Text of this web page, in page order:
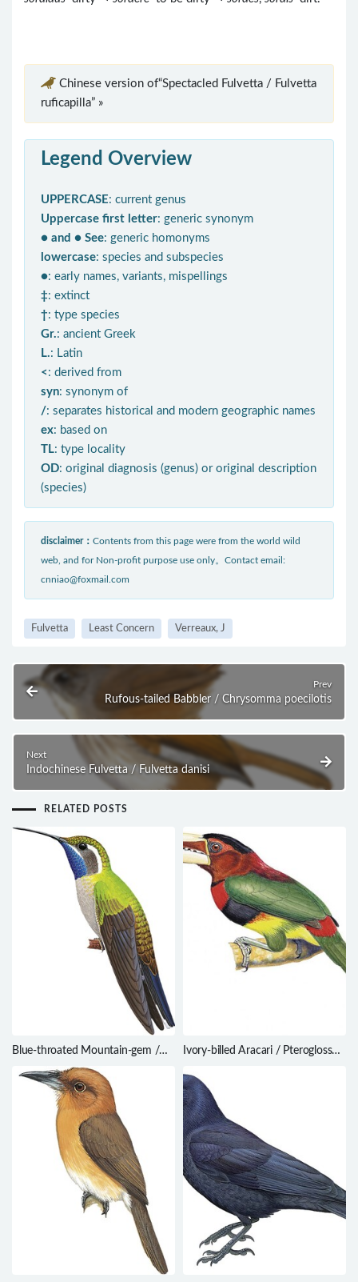
Chinese version of“Spectacled Fulvetta / Fulvetta
ruficapilla” »
Legend Overview
UPPERCASE: current genus
Uppercase first letter: generic synonym
● and ● See: generic homonyms
lowercase: species and subspecies
●: early names, variants, mispellings
‡: extinct
†: type species
Gr.: ancient Greek
L.: Latin
< : derived from
syn: synonym of
/: separates historical and modern geographic names
ex: based on
TL: type locality
OD: original diagnosis (genus) or original description
(species)
disclaimer： Contents from this page were from the world wild
web, and for Non-profit purpose use only。Contact email:
cnniao@foxmail.com
Fulvetta Least Concern Verreaux, J
Prev
Rufous-tailed Babbler / Chrysomma poecilotis
Next
Indochinese Fulvetta / Fulvetta danisi
RELATED POSTS
Blue-throated Mountain-gem /
Lampornis clemenciae
Ivory-billed Aracari / Pteroglossus